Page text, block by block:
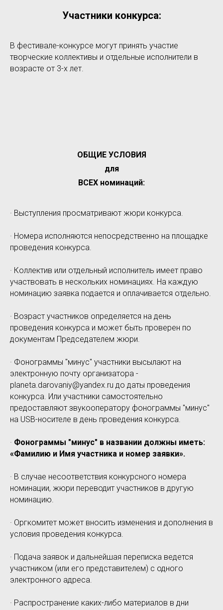
Участники конкурса:
В фестивале-конкурсе могут принять участие
творческие коллективы и отдельные исполнители в
возрасте от 3-х лет.
ОБЩИЕ УСЛОВИЯ
для
ВСЕХ номинаций:
· Выступления просматривают жюри конкурса.
· Номера исполняются непосредственно на площадке
проведения конкурса.
· Коллектив или отдельный исполнитель имеет право
участвовать в нескольких номинациях. На каждую
номинацию заявка подается и оплачивается отдельно.
· Возраст участников определяется на день
проведения конкурса и может быть проверен по
документам Председателем жюри.
· Фонограммы "минус" участники высылают на
электронную почту организатора -
planeta.darovaniy@yandex.ru до даты проведения
конкурса. Или участники самостоятельно
предоставляют звукооператору фонограммы "минус"
на USB-носителе в день проведения конкурса.
· Фонограммы "минус" в названии должны иметь:
«Фамилию и Имя участника и номер заявки».
· В случае несоответствия конкурсного номера
номинации, жюри переводит участников в другую
номинацию.
· Оргкомитет может вносить изменения и дополнения в
условия проведения конкурса.
· Подача заявок и дальнейшая переписка ведется
участником (или его представителем) с одного
электронного адреса.
· Распространение каких-либо материалов в дни